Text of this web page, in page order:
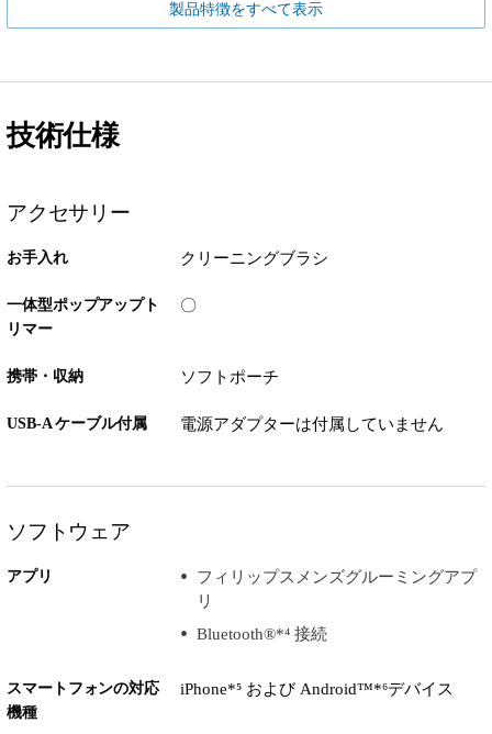
製品特徴をすべて表示
技術仕様
アクセサリー
お手入れ クリーニングブラシ
一体型ポップアップト
リマー
〇
携帯・収納 ソフトポーチ
USB-A ケーブル付属 電源アダプターは付属していません
ソフトウェア
アプリ
フィリップスメンズグルーミングアプ
リ
Bluetooth®*⁴ 接続
スマートフォンの対応
機種
iPhone*⁵ および Android™*⁶デバイス